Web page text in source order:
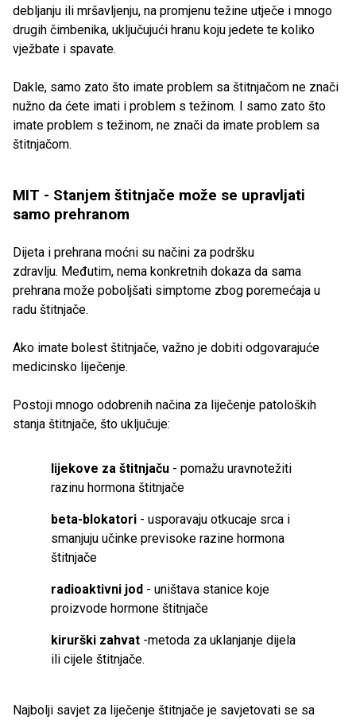
debljanju ili mršavljenju, na promjenu težine utječe i mnogo
drugih čimbenika, uključujući hranu koju jedete te koliko
vježbate i spavate.
Dakle, samo zato što imate problem sa štitnjačom ne znači
nužno da ćete imati i problem s težinom. I samo zato što
imate problem s težinom, ne znači da imate problem sa
štitnjačom.
MIT - Stanjem štitnjače može se upravljati
samo prehranom
Dijeta i prehrana moćni su načini za podršku
zdravlju. Međutim, nema konkretnih dokaza da sama
prehrana može poboljšati simptome zbog poremećaja u
radu štitnjače.
Ako imate bolest štitnjače, važno je dobiti odgovarajuće
medicinsko liječenje.
Postoji mnogo odobrenih načina za liječenje patoloških
stanja štitnjače, što uključuje:
lijekove za štitnjaču - pomažu uravnotežiti
razinu hormona štitnjače
beta-blokatori - usporavaju otkucaje srca i
smanjuju učinke previsoke razine hormona
štitnjače
radioaktivni jod - uništava stanice koje
proizvode hormone štitnjače
kirurški zahvat -metoda za uklanjanje dijela
ili cijele štitnjače.
Najbolji savjet za liječenje štitnjače je savjetovati se sa